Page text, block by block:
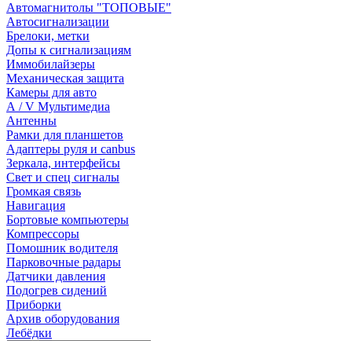
Автомагнитолы "ТОПОВЫЕ"
Автосигнализации
Брелоки, метки
Допы к сигнализациям
Иммобилайзеры
Механическая защита
Камеры для авто
А / V Мультимедиа
Антенны
Рамки для планшетов
Адаптеры руля и canbus
Зеркала, интерфейсы
Свет и спец сигналы
Громкая связь
Навигация
Бортовые компьютеры
Компрессоры
Помошник водителя
Парковочные радары
Датчики давления
Подогрев сидений
Приборки
Архив оборудования
Лебёдки